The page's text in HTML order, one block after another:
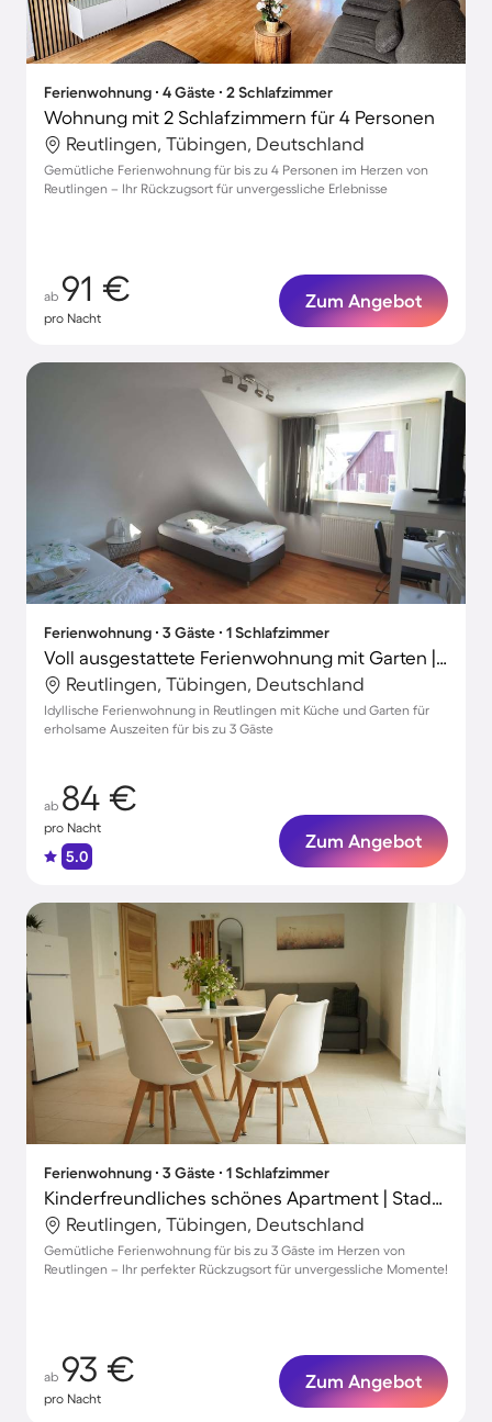
Ferienwohnung ∙ 4 Gäste ∙ 2 Schlafzimmer
Wohnung mit 2 Schlafzimmern für 4 Personen
Reutlingen, Tübingen, Deutschland
Gemütliche Ferienwohnung für bis zu 4 Personen im Herzen von
Reutlingen – Ihr Rückzugsort für unvergessliche Erlebnisse
ab 91 €
pro Nacht
Zum Angebot
Ferienwohnung ∙ 3 Gäste ∙ 1 Schlafzimmer
Voll ausgestattete Ferienwohnung mit Garten | Stadtblick | Perfekt für die Arbeit von Zuhause
Reutlingen, Tübingen, Deutschland
Idyllische Ferienwohnung in Reutlingen mit Küche und Garten für
erholsame Auszeiten für bis zu 3 Gäste
ab 84 €
pro Nacht
5.0
Zum Angebot
Ferienwohnung ∙ 3 Gäste ∙ 1 Schlafzimmer
Kinderfreundliches schönes Apartment | Stadtblick | Ideal für Homeoffice
Reutlingen, Tübingen, Deutschland
Gemütliche Ferienwohnung für bis zu 3 Gäste im Herzen von
Reutlingen – Ihr perfekter Rückzugsort für unvergessliche Momente!
ab 93 €
pro Nacht
Zum Angebot